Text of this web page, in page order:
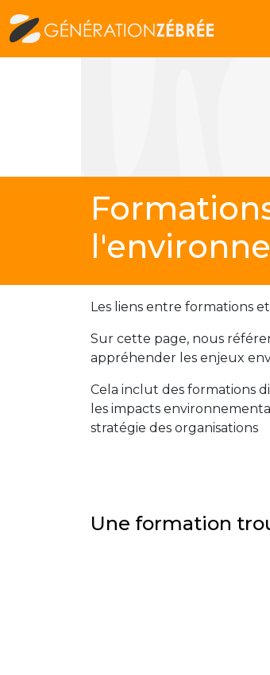
Les liens entre formations
Sur cette page, nous
appréhender les enjeux
Cela inclut des formations
les impacts
stratégie des organisations
Une formation